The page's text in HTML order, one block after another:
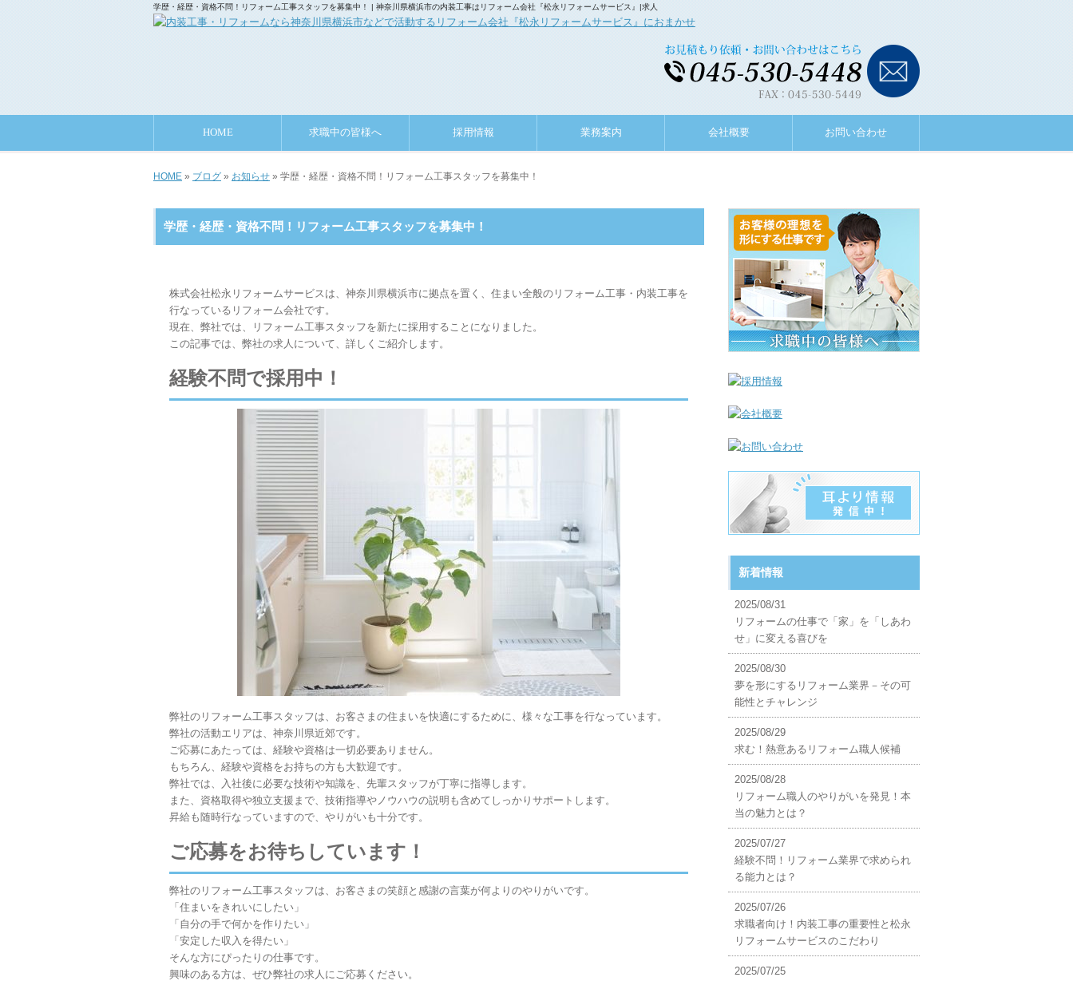
学歴・経歴・資格不問！リフォーム工事スタッフを募集中！ | 神奈川県横浜市の内装工事はリフォーム会社『松永リフォームサービス』|求人
HOME 求職中の皆様へ 採用情報 業務案内 会社概要 お問い合わせ
HOME » ブログ » お知らせ » 学歴・経歴・資格不問！リフォーム工事スタッフを募集中！
学歴・経歴・資格不問！リフォーム工事スタッフを募集中！
株式会社松永リフォームサービスは、神奈川県横浜市に拠点を置く、住まい全般のリフォーム工事・内装工事を
行なっているリフォーム会社です。
現在、弊社では、リフォーム工事スタッフを新たに採用することになりました。
この記事では、弊社の求人について、詳しくご紹介します。
経験不問で採用中！
弊社のリフォーム工事スタッフは、お客さまの住まいを快適にするために、様々な工事を行なっています。
弊社の活動エリアは、神奈川県近郊です。
ご応募にあたっては、経験や資格は一切必要ありません。
もちろん、経験や資格をお持ちの方も大歓迎です。
弊社では、入社後に必要な技術や知識を、先輩スタッフが丁寧に指導します。
また、資格取得や独立支援まで、技術指導やノウハウの説明も含めてしっかりサポートします。
昇給も随時行なっていますので、やりがいも十分です。
ご応募をお待ちしています！
弊社のリフォーム工事スタッフは、お客さまの笑顔と感謝の言葉が何よりのやりがいです。
「住まいをきれいにしたい」
「自分の手で何かを作りたい」
「安定した収入を得たい」
そんな方にぴったりの仕事です。
興味のある方は、ぜひ弊社の求人にご応募ください。
新着情報
2025/08/31
リフォームの仕事で「家」を「しあわ
せ」に変える喜びを
2025/08/30
夢を形にするリフォーム業界－その可
能性とチャレンジ
2025/08/29
求む！熱意あるリフォーム職人候補
2025/08/28
リフォーム職人のやりがいを発見！本
当の魅力とは？
2025/07/27
経験不問！リフォーム業界で求められ
る能力とは？
2025/07/26
求職者向け！内装工事の重要性と松永
リフォームサービスのこだわり
2025/07/25